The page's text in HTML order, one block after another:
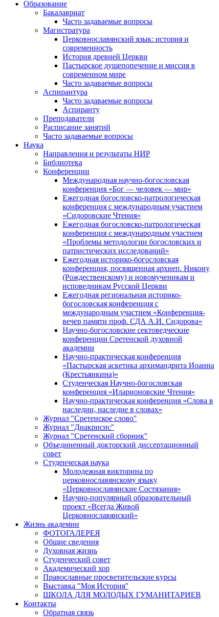
Образование
Бакалавриат
Часто задаваемые вопросы
Магистратура
Церковнославянский язык: история и
современность
История древней Церкви
Пастырское душепопечение и миссия в
современном мире
Часто задаваемые вопросы
Аспирантура
Часто задаваемые вопросы
Аспиранту
Преподаватели
Расписание занятий
Часто задаваемые вопросы
Наука
Направления и результаты НИР
Библиотека
Конференции
Международная научно-богословская
конференция «Бог — человек — мир»
Ежегодная богословско-патрологическая
конференция с международным участием
«Сидоровские Чтения»
Ежегодная богословско-патрологическая
конференция с международным участием
«Проблемы методологии богословских и
патристических исследований»
Ежегодная историко-богословская
конференция, посвященная архиеп. Никону
(Рождественскому) и новомученикам и
исповедникам Русской Церкви
Ежегодная региональная историко-
богословская конференция с
международным участием «Конференция-
вечер памяти проф. СДА А.И. Сидорова»
Научно-богословские сектоведческие
конференции Сретенской духовной
академии
Научно-практическая конференция
«Пастырская аскетика архимандрита Иоанна
(Крестьянкина)»
Студенческая Научно-богословская
конференция «Иларионовские Чтения»
Научно-практическая конференция «Cлова в
наследии, наследие в словах»
Журнал "Сретенское слово"
Журнал "Диакрисис"
Журнал "Сретенский сборник"
Объединенный докторский диссертационный
совет
Студенческая наука
Молодежная викторина по
церковнославянскому языку
«Церковнославянские Состязания»
Научно-популярный образовательный
проект «Всегда Живой
Церковнославянский»
Жизнь академии
ФОТОГАЛЕРЕЯ
Общие сведения
Духовная жизнь
Студенческий совет
Академический хор
Православные просветительские курсы
Выставка "Моя История"
ШКОЛА ДЛЯ МОЛОДЫХ ГУМАНИТАРИЕВ
Контакты
Обратная связь